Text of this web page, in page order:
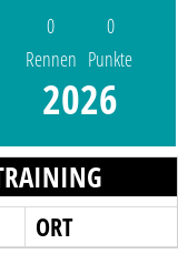
0
Rennen
0
Punkte
2026
ORT